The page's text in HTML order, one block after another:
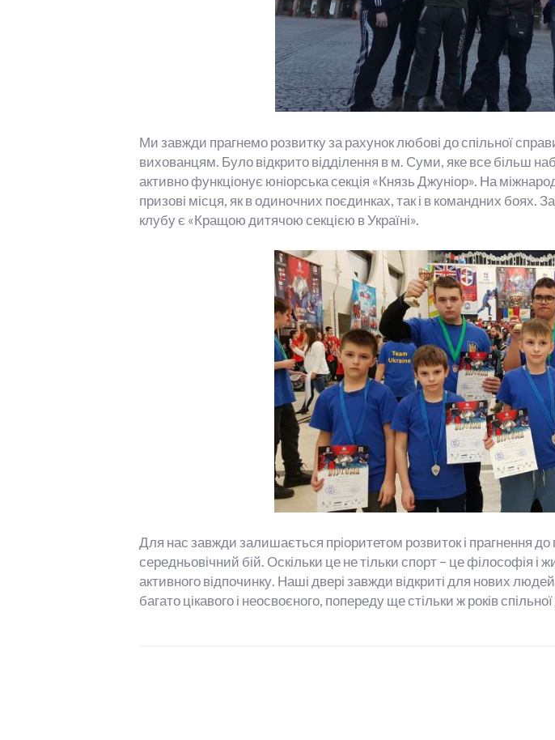
Ми завжди прагнемо розвитку за рахунок любові до спільної
вихованцям. Було відкрито відділення в м. Суми, яке все більш
активно функціонує юніорська секція «Князь Джуніор». На
призові місця, як в одиночних поєдинках, так і в командних боях.
клубу є «Кращою дитячою секцією в Україні».
Для нас завжди залишається пріоритетом розвиток і прагнення
середньовічний бій. Оскільки це не тільки спорт – це філософія і
активного відпочинку. Наші двері завжди відкриті для нових
багато цікавого і неосвоєного, попереду ще стільки ж років